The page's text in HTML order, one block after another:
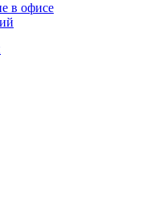
в офисе